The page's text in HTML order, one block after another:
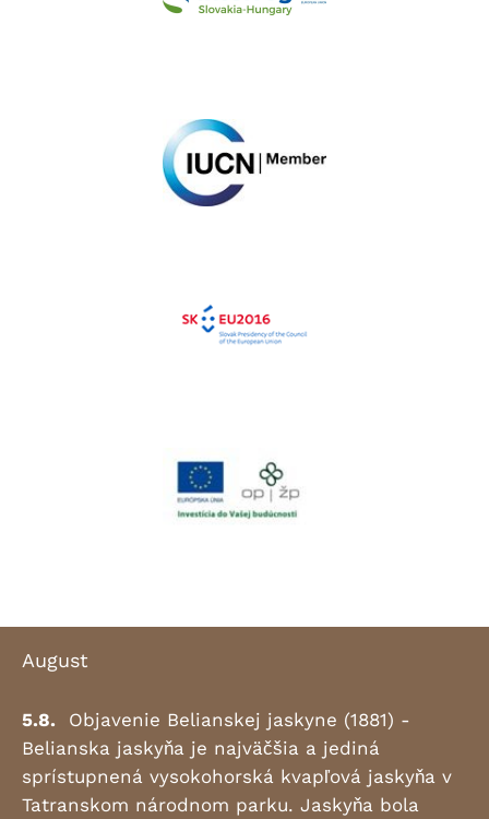
August
5.8. Objavenie Belianskej jaskyne (1881) -
Belianska jaskyňa je najväčšia a jediná
sprístupnená vysokohorská kvapľová jaskyňa v
Tatranskom národnom parku. Jaskyňa bola